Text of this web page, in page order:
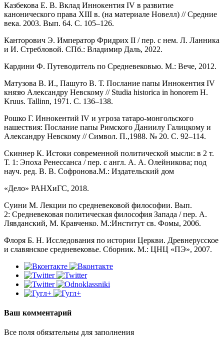
Казбекова Е. В. Вклад Иннокентия IV в развитие
канонического права XIII в. (на материале Новелл) // Средние
века. 2003. Вып. 64. С. 105–126.
Канторович Э. Император Фридрих II / пер. с нем. Л. Ланника
и И. Стребловой. СПб.: Владимир Даль, 2022.
Кардини Ф. Путеводитель по Средневековью. М.: Вече, 2012.
Матузова В. И., Пашуто В. Т. Послание папы Иннокентия IV
князю Александру Невскому // Studia historica in honorem H.
Kruus. Tallinn, 1971. С. 136–138.
Рошко Г. Иннокентий IV и угроза татаро-монгольского
нашествия: Послание папы Римского Даниилу Галицкому и
Александру Невскому // Символ. П.,1988. № 20. С. 92–114.
Скиннер К. Истоки современной политической мысли: в 2 т.
Т. 1: Эпоха Ренессанса / пер. с англ. А. А. Олейникова; под
науч. ред. В. В. Софронова.М.: Издательский дом
«Дело» РАНХиГС, 2018.
Суини М. Лекции по средневековой философии. Вып.
2: Средневековая политическая философия Запада / пер. А.
Лявданский, М. Кравченко. М.:Институт св. Фомы, 2006.
Флоря Б. Н. Исследования по истории Церкви. Древнерусское
и славянское средневековье. Сборник. М.: ЦНЦ «ПЭ», 2007.
Ваш комментарий
Все поля обязательны для заполнения